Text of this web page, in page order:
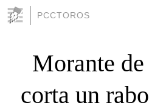
PCCTOROS
Morante
corta un